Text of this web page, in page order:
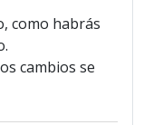
como habrás
cambios se